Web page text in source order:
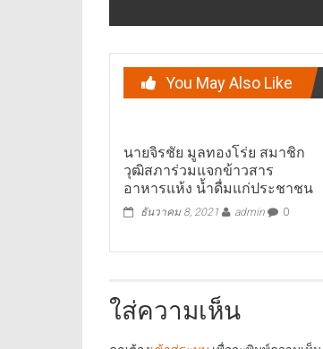
You May Also Like
นายจิรชัย มูลทองโร่ย สมาชิก
วุฒิสภาร่วมแจกข้าวสาร
อาหารแห้ง น้ำดื่มแก่ประชาชน
ธันวาคม 8, 2021 admin 0
ใส่ความเห็น